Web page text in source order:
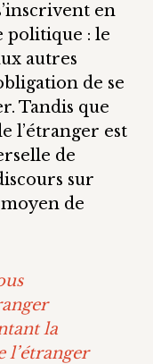
en
politique : le
autres
de se
Tandis que
l’étranger est
de
sur
de
la
l’étranger